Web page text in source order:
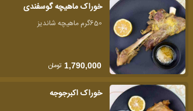
خوراک ماهیچه گوسفندی
650گرم ماهیچه شاندیز
1,790,000 تومان
خوراک اکبرجوجه